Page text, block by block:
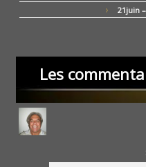
21juin –
Les